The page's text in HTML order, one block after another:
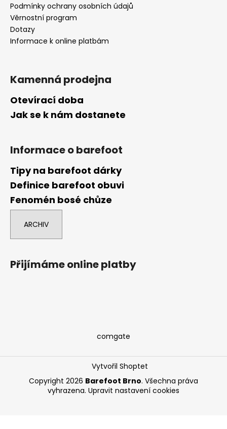
Podmínky ochrany osobních údajů
Věrnostní program
Dotazy
Informace k online platbám
Kamenná prodejna
Otevírací doba
Jak se k nám dostanete
Informace o barefoot
Tipy na barefoot dárky
Definice barefoot obuvi
Fenomén bosé chůze
ARCHIV
Přijímáme online platby
comgate
Vytvořil Shoptet
Copyright 2026 Barefoot Brno. Všechna práva
vyhrazena. Upravit nastavení cookies